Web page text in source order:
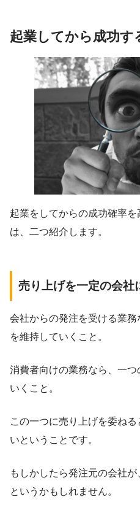
起業してから成功す
起業をしてからの成功確率
は、二つ紹介します。
売り上げを一定の会社
会社からの発注を受ける業
を維持していくこと。
消費者向けの業務なら、一
いくこと。
この一つに売り上げを委ね
いということです。
もしかしたら発注元の会社
というかもしれません。